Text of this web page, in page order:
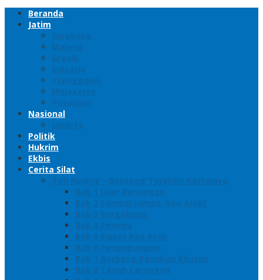
Beranda
Jatim
Surabaya
Malang
Gresik
Sidoarjo
Trenggalek
Mojokerto
Pasuruan
Nasional
Jakarta
Politik
Hukrim
Ekbis
Cerita Silat
Toh Kuning – Benteng Terakhir Kertajaya
Bab 1 Jalur Banengan
Bab 2 Sampai Jumpa, Ken Arok!
Bab 3 Bergabung
Bab 4 Perwira
Bab 5 Siasat Ken Arok
Bab 6 Pengepungan
Bab 7 Gerbang Pasukan Khusus
Bab 8 Tanah Larangan